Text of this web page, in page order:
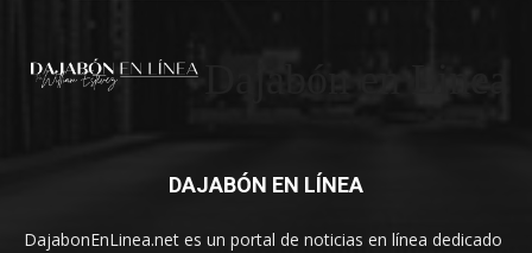
DAJABÓN EN LÍNEA
DajabonEnLinea.net es un portal de noticias en línea dedicado